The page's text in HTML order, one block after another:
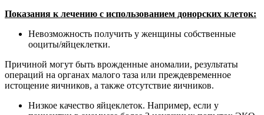
Показания к лечению с использованием донорских клеток:
Невозможность получить у женщины собственные
ооциты/яйцеклетки.
Причиной могут быть врожденные аномалии, результаты
операций на органах малого таза или преждевременное
истощение яичников, а также отсутствие яичников.
Низкое качество яйцеклеток. Например, если у